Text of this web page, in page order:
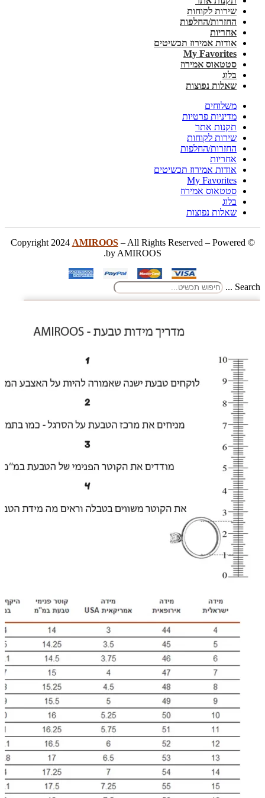
שירות לקוחות
החזרות/החלפות
אחריות
אודות אמירוז תכשיטים
My Favorites
סטטאוס אמירוז
בלוג
שאלות נפוצות
משלוחים
מדיניות פרטיות
תקנות אתר
שירות לקוחות
החזרות/החלפות
אחריות
אודות אמירוז תכשיטים
My Favorites
סטטאוס אמירוז
בלוג
שאלות נפוצות
© Copyright 2024
AMIROOS– All Rights Reserved – Powered
by AMIROOS.
Search ...